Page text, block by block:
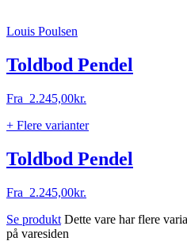
Louis Poulsen
Toldbod Pendel
Fra 2.245,00kr.
+ Flere varianter
Toldbod Pendel
Fra 2.245,00kr.
Se produkt Dette vare har flere
på varesiden